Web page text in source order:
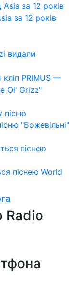
за 12 років
Ol' Grizz"
"Божевільні"
піснею World
Radio